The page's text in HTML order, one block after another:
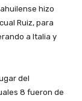
hizo
Ruiz, para
a Italia y
del
8 fueron de